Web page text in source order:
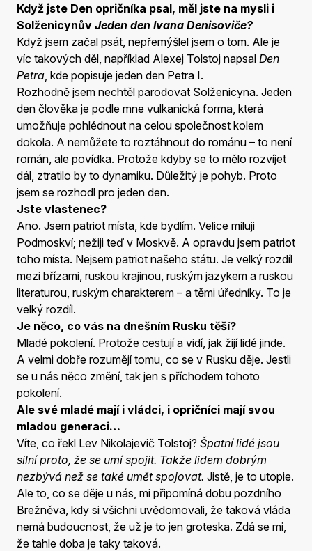
Když jste Den opričníka psal, měl jste na mysli i
Solženicynův Jeden den Ivana Denisoviče?
Když jsem začal psát, nepřemýšlel jsem o tom. Ale je
víc takových děl, například Alexej Tolstoj napsal Den
Petra , kde popisuje jeden den Petra I.
Rozhodně jsem nechtěl parodovat Solženicyna. Jeden
den člověka je podle mne vulkanická forma, která
umožňuje pohlédnout na celou společnost kolem
dokola. A nemůžete to roztáhnout do románu – to není
román, ale povídka. Protože kdyby se to mělo rozvíjet
dál, ztratilo by to dynamiku. Důležitý je pohyb. Proto
jsem se rozhodl pro jeden den.
Jste vlastenec?
Ano. Jsem patriot místa, kde bydlím. Velice miluji
Podmoskví; nežiji teď v Moskvě. A opravdu jsem patriot
toho místa. Nejsem patriot našeho státu. Je velký rozdíl
mezi břízami, ruskou krajinou, ruským jazykem a ruskou
literaturou, ruským charakterem – a těmi úředníky. To je
velký rozdíl.
Je něco, co vás na dnešním Rusku těší?
Mladé pokolení. Protože cestují a vidí, jak žijí lidé jinde.
A velmi dobře rozumějí tomu, co se v Rusku děje. Jestli
se u nás něco změní, tak jen s příchodem tohoto
pokolení.
Ale své mladé mají i vládci, i opričníci mají svou
mladou generaci…
Víte, co řekl Lev Nikolajevič Tolstoj? Špatní lidé jsou
silní proto, že se umí spojit. Takže lidem dobrým
nezbývá než se také umět spojovat. Jistě, je to utopie.
Ale to, co se děje u nás, mi připomíná dobu pozdního
Brežněva, kdy si všichni uvědomovali, že taková vláda
nemá budoucnost, že už je to jen groteska. Zdá se mi,
že tahle doba je taky taková.